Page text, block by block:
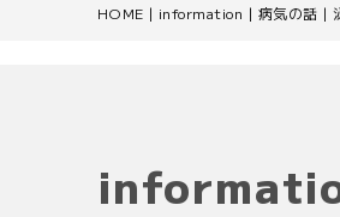
HOME | information | 病気の話 |